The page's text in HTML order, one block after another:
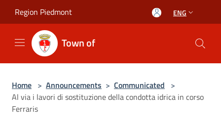
Region Piedmont ENG
Town of
Home > Announcements > Communicated >
Al via i lavori di sostituzione della condotta idrica in corso
Ferraris